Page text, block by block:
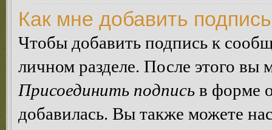
Как мне добавить
Чтобы добавить подпись к
личном разделе. После этого
Присоединить подпись в форме
добавилась. Вы также можете